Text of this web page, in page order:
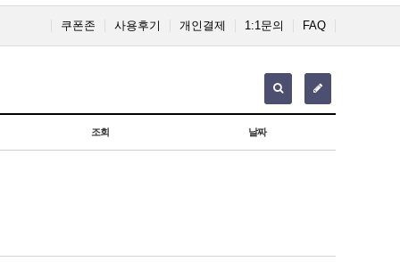
FAQ
1:1문의
개인결제
사용후기
쿠폰존
조회 날짜